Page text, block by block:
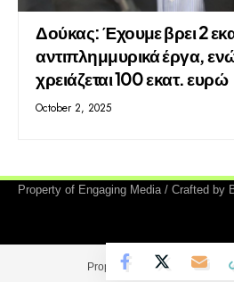
Δούκας: Έχουμε βρει 2
αντιπλημμυρικά έργα,
χρειάζεται 100 εκατ. ευρώ
October 2, 2025
Property of Engaging Media / Crafted by
Property of Engaging Media /